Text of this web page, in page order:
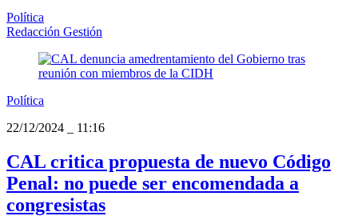
Política
Redacción Gestión
Política
22/12/2024
11:16
CAL critica propuesta de nuevo Código
Penal: no puede ser encomendada a
congresistas